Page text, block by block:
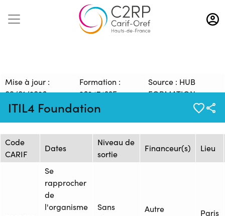
Aller
au
contenu
ITIL4 Foundation
Mise à jour :
09/01/2026
Formation :
26247433F
Source : HUB
FORMATION
Session de formation
Code
CARIF
Dates
Niveau de
sortie
Financeur(s) Lieu
Se
rapprocher
de
l'organisme
Sans
Autre
Paris